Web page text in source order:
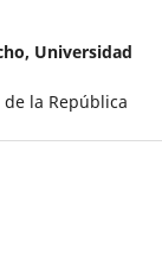
Universidad
la República